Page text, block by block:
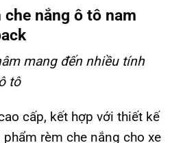
nắng ô tô nam
mang đến nhiều tính
tô
cấp, kết hợp với thiết kế
rèm che nắng cho xe